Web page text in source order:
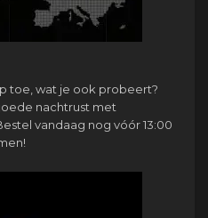
toe, wat je ook probeert?
nachtrust met
Bestel vandaag nog vóór 13:00